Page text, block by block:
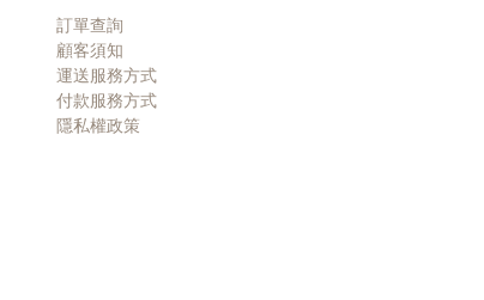
訂單查詢
顧客須知
運送服務方式
付款服務方式
隱私權政策